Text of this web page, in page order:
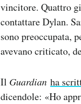
vincitore. Quattro
contattare Dylan.
sono preoccupata,
avevano criticato,
Il Guardian ha
dicendole: «Ho